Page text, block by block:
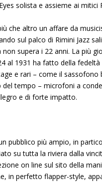
solista e assieme ai
che altro un affare da
sul palco di Rimini Jazz
supera i 22 anni. La più
al 1931 ha fatto della
e rari – come il
tempo – microfoni a
e di forte impatto.
pubblico più ampio, in
su tutta la riviera dalla
on line sul sito della
in perfetto flapper-style,